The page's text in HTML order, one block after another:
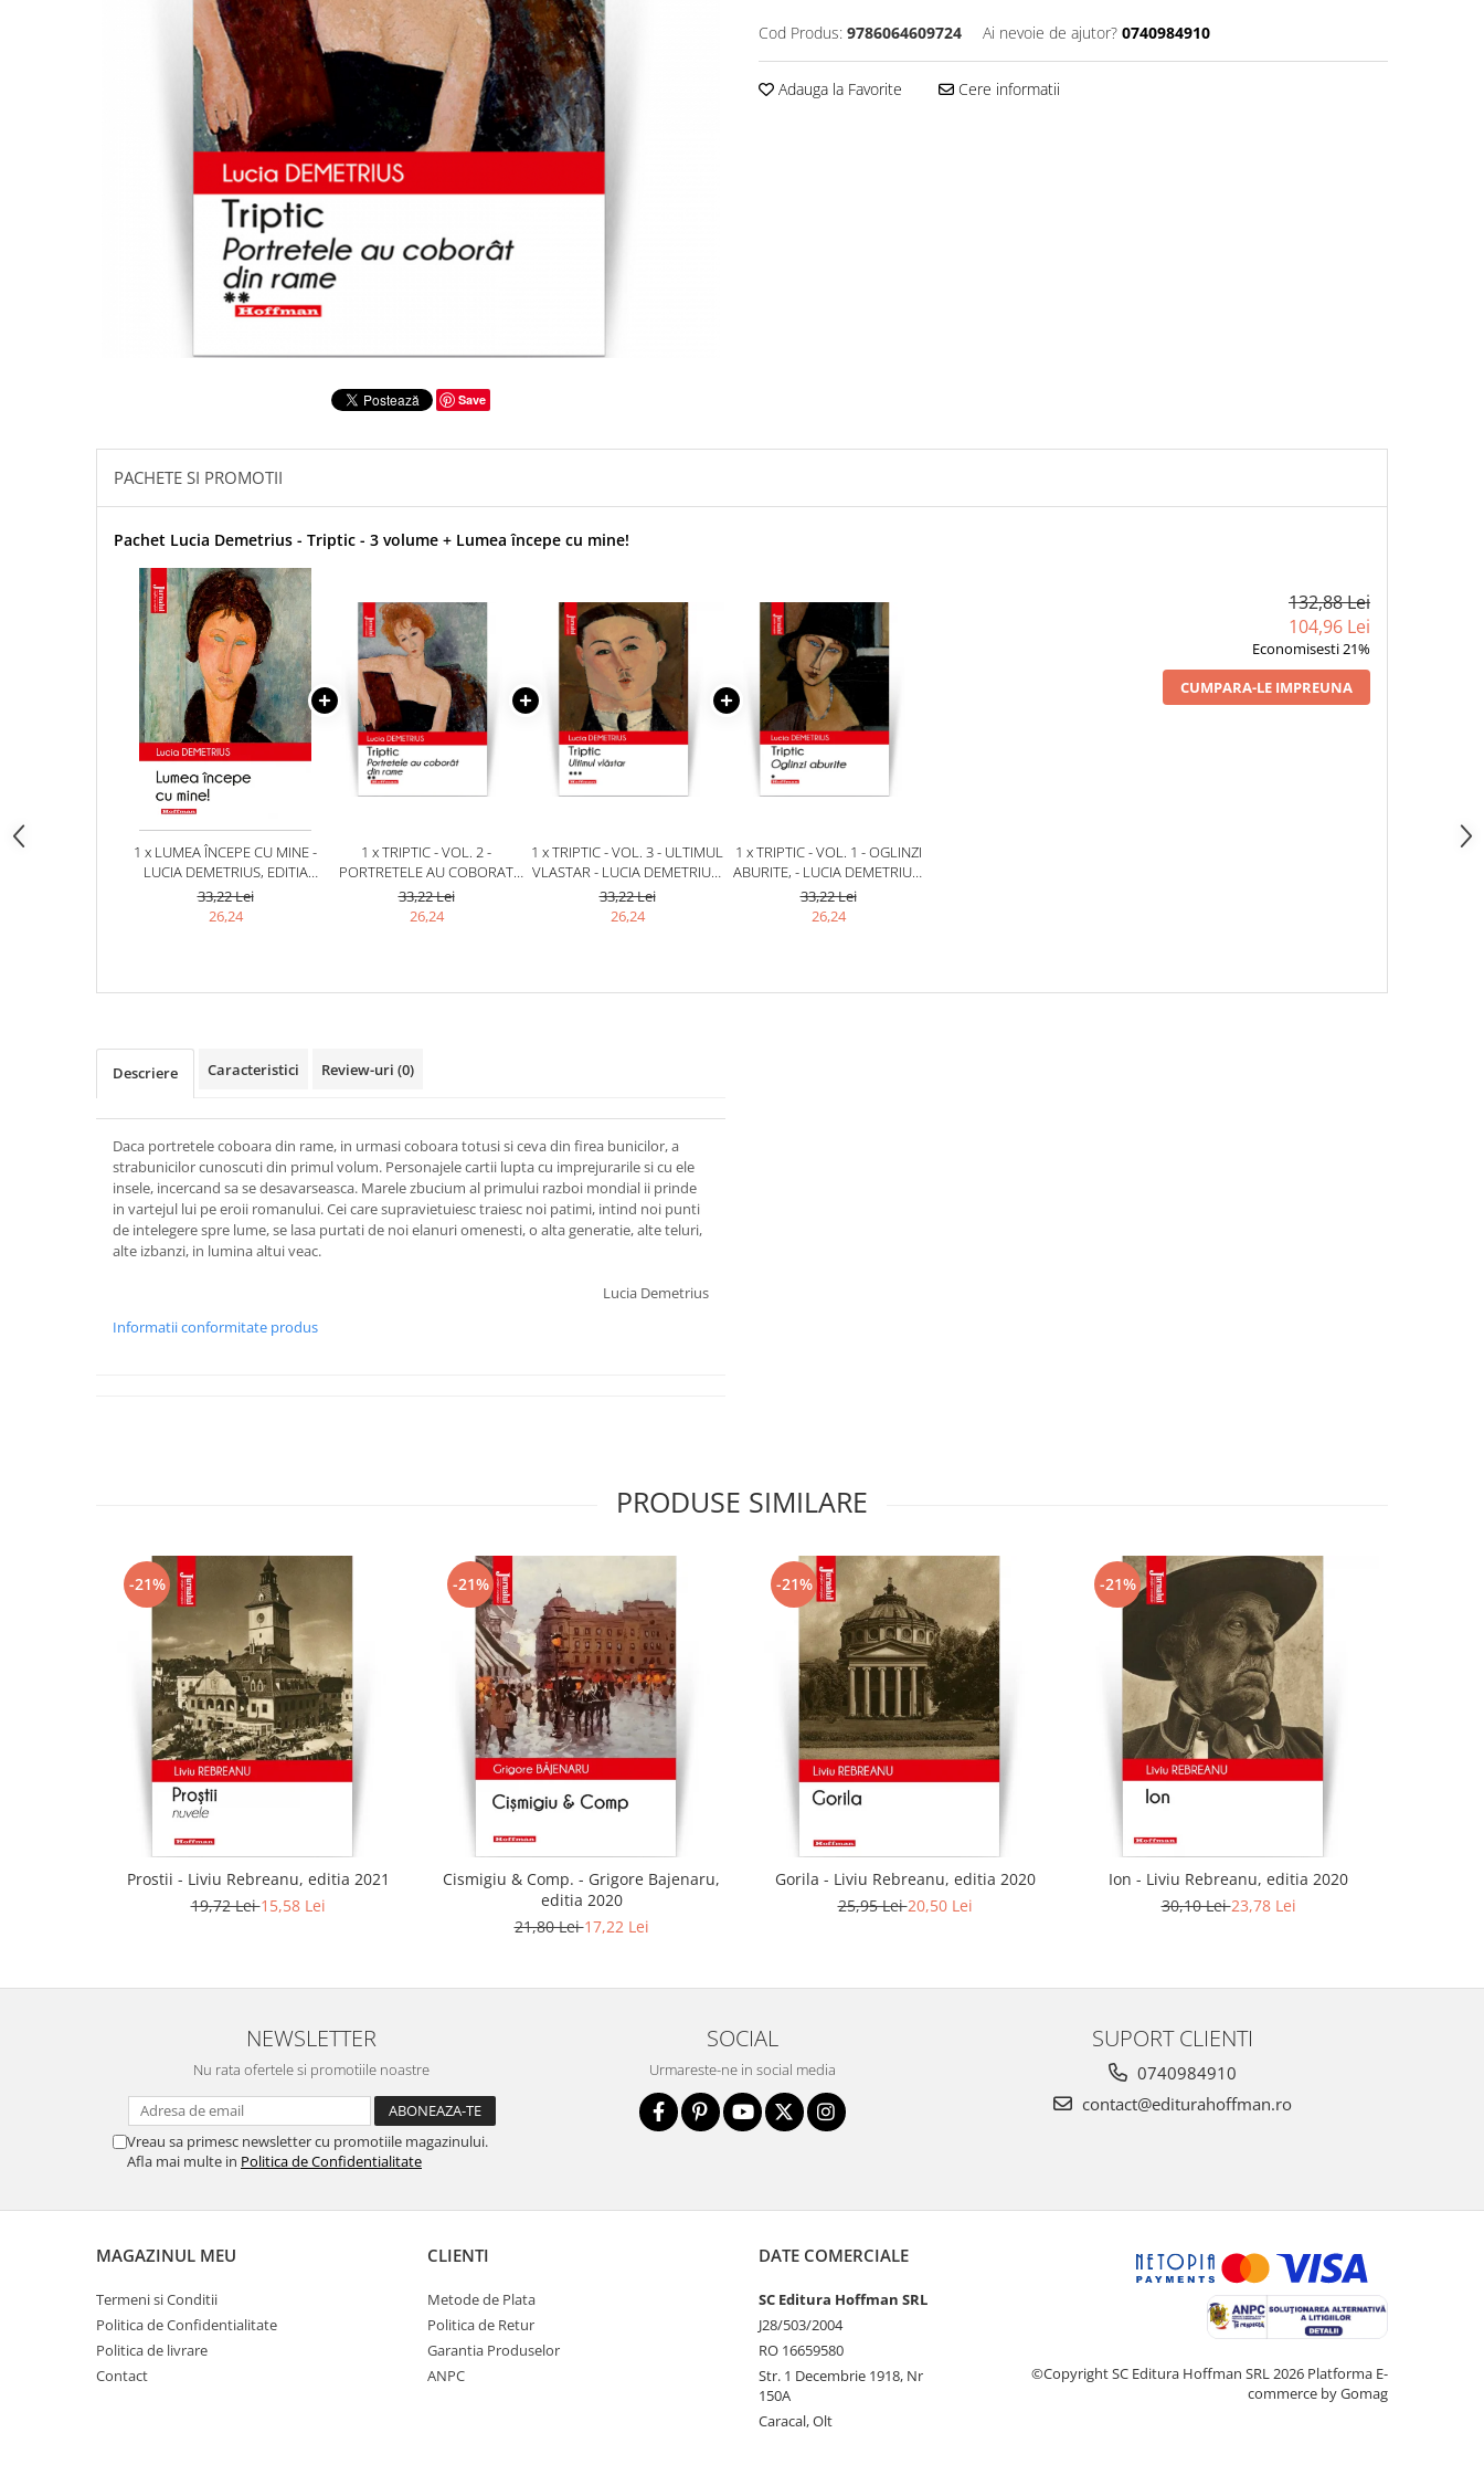
Publicistica / Reportaje / Interviuri
Save
Cod Produs: 9786064609724 Ai nevoie de ajutor? 0740984910
Adauga la Favorite Cere informatii
PACHETE SI PROMOTII
Pachet Lucia Demetrius - Triptic - 3 volume + Lumea începe cu mine!
1 x LUMEA ÎNCEPE CU MINE -
LUCIA DEMETRIUS, EDITIA
2020
33,22 Lei
26,24
1 x TRIPTIC - VOL. 2 -
PORTRETELE AU COBORAT
DIN RAME - LUCIA
DEMETRIUS, EDITIA 2020
33,22 Lei
26,24
1 x TRIPTIC - VOL. 3 - ULTIMUL
VLASTAR - LUCIA DEMETRIUS,
EDITIA 2020
33,22 Lei
26,24
1 x TRIPTIC - VOL. 1 - OGLINZI
ABURITE, - LUCIA DEMETRIUS,
EDITIA 2020
33,22 Lei
26,24
132,88 Lei
104,96 Lei
Economisesti 21%
CUMPARA-LE IMPREUNA
Descriere Caracteristici Review-uri (0)
Daca portretele coboara din rame, in urmasi coboara totusi si ceva din firea bunicilor, a
strabunicilor cunoscuti din primul volum. Personajele cartii lupta cu imprejurarile si cu ele
insele, incercand sa se desavarseasca. Marele zbucium al primului razboi mondial ii prinde
in vartejul lui pe eroii romanului. Cei care supravietuiesc traiesc noi patimi, intind noi punti
de intelegere spre lume, se lasa purtati de noi elanuri omenesti, o alta generatie, alte teluri,
alte izbanzi, in lumina altui veac.
Lucia Demetrius
Informatii conformitate produs
PRODUSE SIMILARE
-21%
Prostii - Liviu Rebreanu, editia 2021
19,72 Lei15,58 Lei
-21%
Cismigiu & Comp. - Grigore Bajenaru,
editia 2020
21,80 Lei17,22 Lei
-21%
Gorila - Liviu Rebreanu, editia 2020
25,95 Lei20,50 Lei
-21%
Ion - Liviu Rebreanu, editia 2020
30,10 Lei23,78 Lei
NEWSLETTER
Nu rata ofertele si promotiile noastre
Vreau sa primesc newsletter cu promotiile magazinului.
Afla mai multe in Politica de Confidentialitate
SOCIAL
Urmareste-ne in social media
SUPORT CLIENTI
0740984910
contact@editurahoffman.ro
MAGAZINUL MEU
Termeni si Conditii
Politica de Confidentialitate
Politica de livrare
Contact
CLIENTI
Metode de Plata
Politica de Retur
Garantia Produselor
ANPC
DATE COMERCIALE
SC Editura Hoffman SRL
J28/503/2004
RO 16659580
Str. 1 Decembrie 1918, Nr
150A
Caracal, Olt
©Copyright SC Editura Hoffman SRL 2026 Platforma E-
commerce by Gomag